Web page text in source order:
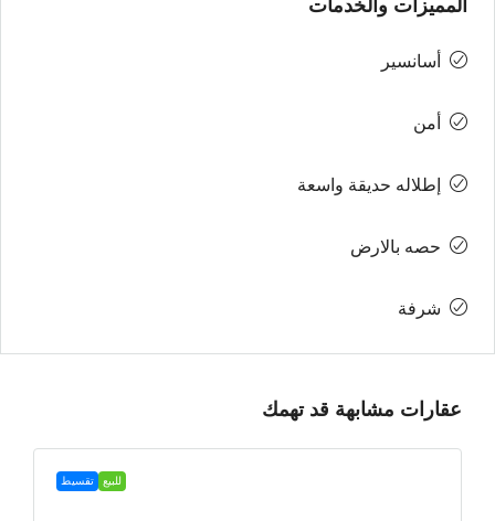
المميزات والخدمات
أسانسير
أمن
إطلاله حديقة واسعة
حصه بالارض
شرفة
عقارات مشابهة قد تهمك
للبيع تقسيط